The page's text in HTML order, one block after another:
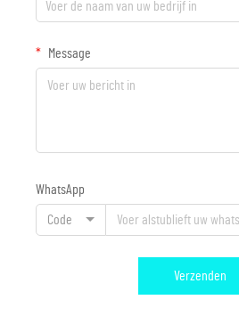
Message
WhatsApp
Code
Verzenden